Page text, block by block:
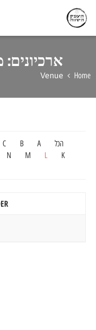
ארכיונים:
Home
Venue
הכל A
B
C
K
L
M
N